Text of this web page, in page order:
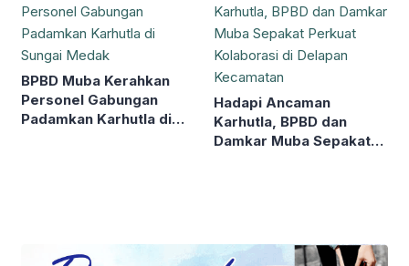
BPBD Muba Kerahkan
Personel Gabungan
Padamkan Karhutla di
Hadapi Ancaman
Karhutla, BPBD dan
Damkar Muba Sepakat